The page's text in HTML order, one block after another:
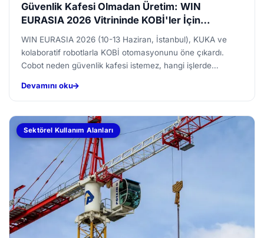
Güvenlik Kafesi Olmadan Üretim: WIN
EURASIA 2026 Vitrininde KOBİ'ler İçin
Kolaboratif Robot Yatırımının Eşiği
WIN EURASIA 2026 (10-13 Haziran, İstanbul), KUKA ve
kolaboratif robotlarla KOBİ otomasyonunu öne çıkardı.
Cobot neden güvenlik kafesi istemez, hangi işlerde
Devamını oku
Sektörel Kullanım Alanları